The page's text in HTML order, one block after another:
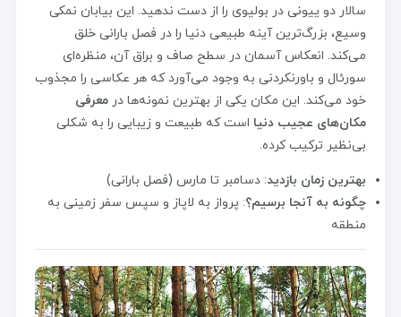
سالار دو ییونی در بولیوی را از دست ندهید. این بیابان نمکی
وسیع، بزرگ‌ترین آینه طبیعی دنیا را در فصل بارانی خلق
می‌کند. انعکاس آسمان در سطح صاف و براق آن، منظره‌ای
سورئال و باورنکردنی به وجود می‌آورد که هر عکاسی را مجذوب
خود می‌کند. این مکان یکی از بهترین نمونه‌ها در معرفی
مکان‌های عجیب دنیا است که طبیعت و زیبایی را به شکلی
بی‌نظیر ترکیب کرده.
بهترین زمان بازدید: دسامبر تا مارس (فصل بارانی)
چگونه به آنجا برسیم؟: پرواز به لاپاز و سپس سفر زمینی به
منطقه